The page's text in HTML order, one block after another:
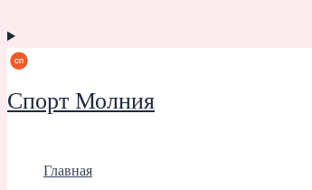
Спорт Молния
Главная